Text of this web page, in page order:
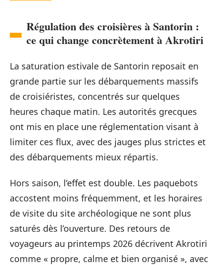
Régulation des croisières à Santorin :
ce qui change concrètement à Akrotiri
La saturation estivale de Santorin reposait en
grande partie sur les débarquements massifs
de croisiéristes, concentrés sur quelques
heures chaque matin. Les autorités grecques
ont mis en place une réglementation visant à
limiter ces flux, avec des jauges plus strictes et
des débarquements mieux répartis.
Hors saison, l’effet est double. Les paquebots
accostent moins fréquemment, et les horaires
de visite du site archéologique ne sont plus
saturés dès l’ouverture. Des retours de
voyageurs au printemps 2026 décrivent Akrotiri
comme « propre, calme et bien organisé », avec